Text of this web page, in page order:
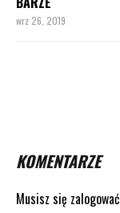
wrz 26, 2019
KOMENTARZE
Musisz się zalogować